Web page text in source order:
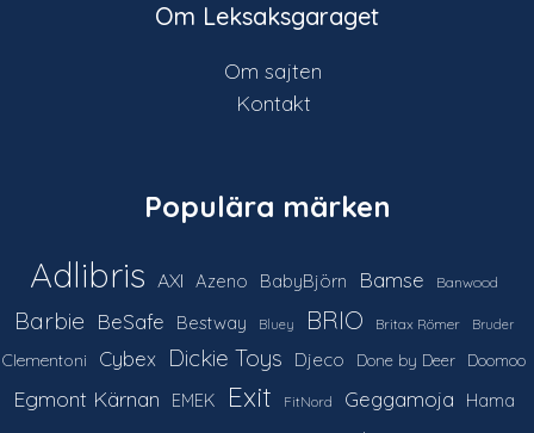
Om Leksaksgaraget
Om sajten
Kontakt
Populära märken
Adlibris AXI Azeno BabyBjörn Bamse Banwood
Barbie BeSafe Bestway Bluey BRIO Britax Römer Bruder
Clementoni Cybex Dickie Toys Djeco Done by Deer Doomoo
Egmont Kärnan EMEK Exit FitNord Geggamoja Hama